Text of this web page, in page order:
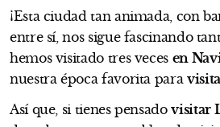
¡Esta ciudad tan animada, con
entre sí, nos sigue fascinando
hemos visitado tres veces en
nuestra época favorita para
Así que, si tienes pensadovisitar